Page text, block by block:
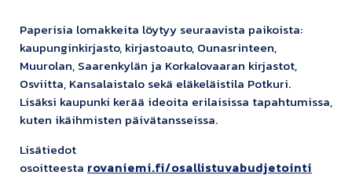
Paperisia lomakkeita löytyy seuraavista paikoista:
kaupunginkirjasto, kirjastoauto, Ounasrinteen,
Muurolan, Saarenkylän ja Korkalovaaran kirjastot,
Osviitta, Kansalaistalo sekä eläkeläistila Potkuri.
Lisäksi kaupunki kerää ideoita erilaisissa tapahtumissa,
kuten ikäihmisten päivätansseissa.
Lisätiedot
osoitteesta rovaniemi.fi/osallistuvabudjetointi